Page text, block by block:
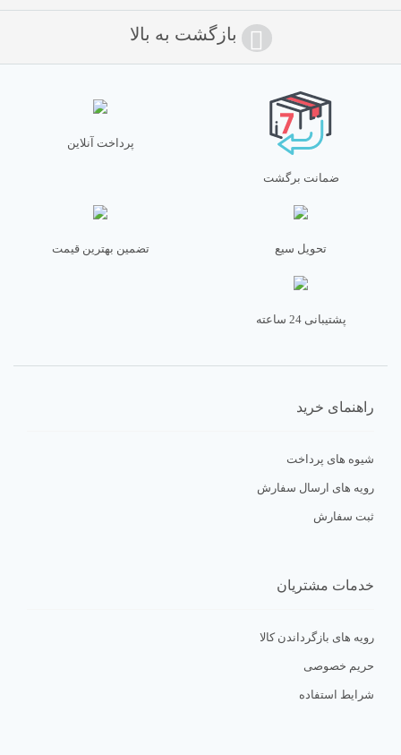
بازگشت به بالا
ضمانت برگشت
پرداخت آنلاین
تحویل سیع تضمین بهترین قیمت
پشتیبانی 24 ساعته
راهنمای خرید
شیوه های پرداخت
رویه های ارسال سفارش
ثبت سفارش
خدمات مشتریان
رویه های بازگرداندن کالا
حریم خصوصی
شرایط استفاده